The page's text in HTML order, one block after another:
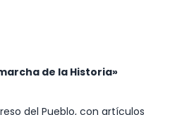
de la Historia»
del Pueblo, con artículos